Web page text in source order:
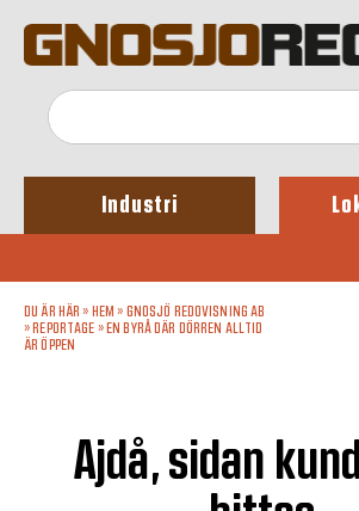
Industri
DU ÄR HÄR » HEM » GNOSJÖ REDOVISNING AB
» REPORTAGE » EN BYRÅ DÄR DÖRREN ALLTID
ÄR ÖPPEN
Ajdå, sidan